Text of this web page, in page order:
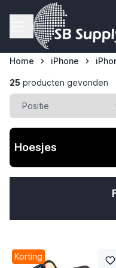
Ga naar de inhoud
Home iPhone
25 producten gevonden
Hoesjes
Korting